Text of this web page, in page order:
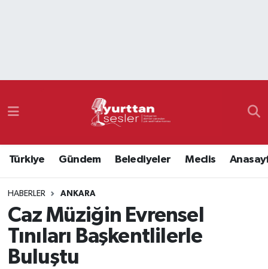
Türkiye Gündem Belediyeler Meclis
HABERLER ANKARA
Caz Müziğin Evrensel
Tınıları Başkentlilerle
Buluştu
Namaz Vakitleri
Süper Lig Puan Durumu ve Fikstür
Tüm Manşetler
Son Dakika Haberleri
Haber Arşivi